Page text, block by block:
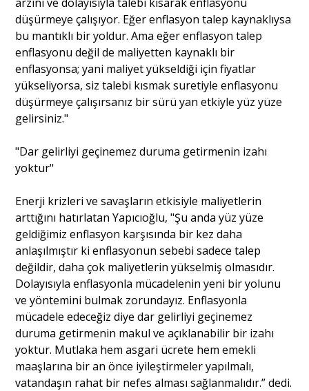
düşürmeye çalışıyor. Eğer enflasyon talep kaynaklıysa
bu mantıklı bir yoldur. Ama eğer enflasyon talep
enflasyonu değil de maliyetten kaynaklı bir
enflasyonsa; yani maliyet yükseldiği için fiyatlar
yükseliyorsa, siz talebi kısmak suretiyle enflasyonu
düşürmeye çalışırsanız bir sürü yan etkiyle yüz yüze
gelirsiniz."
"Dar gelirliyi geçinemez duruma getirmenin izahı
yoktur"
Enerji krizleri ve savaşların etkisiyle maliyetlerin
arttığını hatırlatan Yapıcıoğlu, "Şu anda yüz yüze
geldiğimiz enflasyon karşısında bir kez daha
anlaşılmıştır ki enflasyonun sebebi sadece talep
değildir, daha çok maliyetlerin yükselmiş olmasıdır.
Dolayısıyla enflasyonla mücadelenin yeni bir yolunu
ve yöntemini bulmak zorundayız. Enflasyonla
mücadele edeceğiz diye dar gelirliyi geçinemez
duruma getirmenin makul ve açıklanabilir bir izahı
yoktur. Mutlaka hem asgari ücrete hem emekli
maaşlarına bir an önce iyileştirmeler yapılmalı,
vatandaşın rahat bir nefes alması sağlanmalıdır.” dedi.